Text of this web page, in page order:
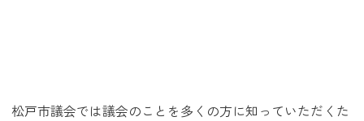
松戸市議会では議会のことを多くの方に知っていただくた